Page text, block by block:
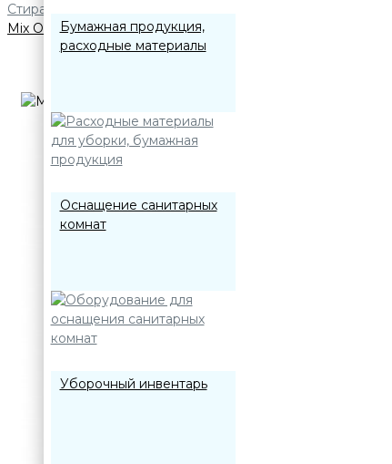
Бумажная продукция,
расходные материалы
Оснащение санитарных
комнат
Уборочный инвентарь
Стиральные порошки, кондиционеры, пятновыводители
Mix OxyDez VORTEX Отбеливатель кислородный